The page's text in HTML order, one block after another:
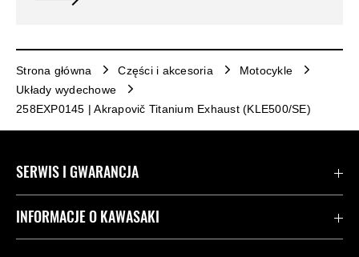
Strona główna Części i akcesoria
Motocykle
Układy wydechowe
258EXP0145 | Akrapovič Titanium Exhaust (KLE500/SE)
SERWIS I GWARANCJA
Kontakt
INFORMACJE O KAWASAKI